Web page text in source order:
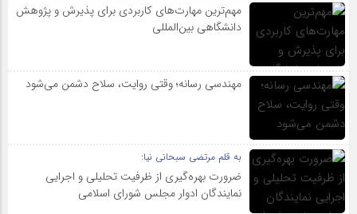
مهم‌ترین مهارت‌های کاربردی برای پذیرش و پژوهش
دانشگاهی بین‌المللی
مهندسی رسانه؛ وقتی روایت، سلاح دشمن می‌شود
به قلم مرتضی سبحانی نیا:
ضرورت بهره‌گیری از ظرفیت تحلیلی و اجرایی
نمایندگان ادوار مجلس شورای اسلامی